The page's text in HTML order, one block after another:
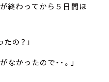
終わってから５日間ほ
の？」
かったので・・。」